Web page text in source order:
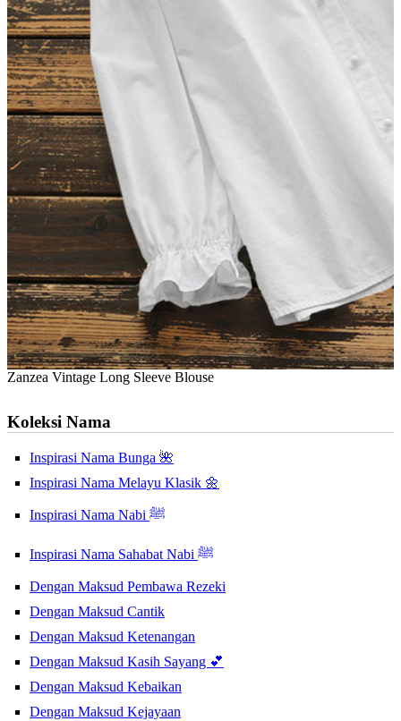
Zanzea Vintage Long Sleeve Blouse
Koleksi Nama
Inspirasi Nama Bunga 🌺
Inspirasi Nama Melayu Klasik 🌼
Inspirasi Nama Nabi ﷺ
Inspirasi Nama Sahabat Nabi ﷺ
Dengan Maksud Pembawa Rezeki
Dengan Maksud Cantik
Dengan Maksud Ketenangan
Dengan Maksud Kasih Sayang 💕
Dengan Maksud Kebaikan
Dengan Maksud Kejayaan